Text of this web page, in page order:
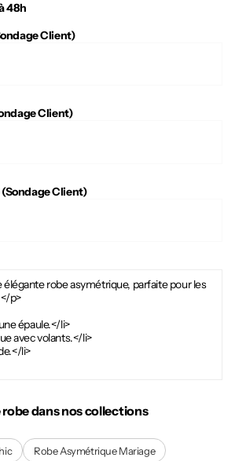
48h
Client)
Client)
Client)
robe asymétrique, parfaite pour les
p>
épaule.</li>
avec volants.</li>
li>
dans nos collections
Robe Asymétrique Mariage